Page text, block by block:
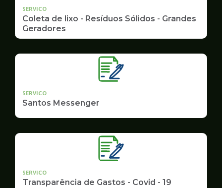
SERVICO
Coleta de lixo - Resíduos Sólidos - Grandes
Geradores
SERVICO
Santos Messenger
SERVICO
Transparência de Gastos - Covid - 19